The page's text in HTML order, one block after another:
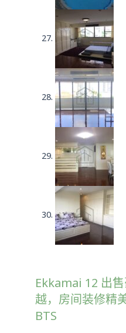
Ekkamai 12 出
越，房间装修精
BTS